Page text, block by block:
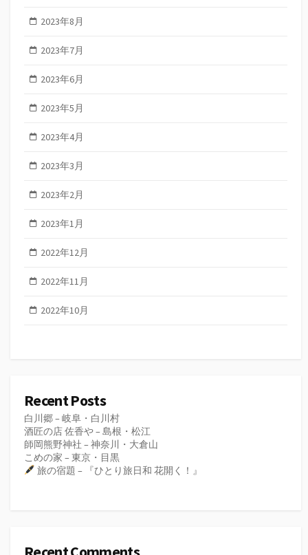
2023年8月
2023年7月
2023年6月
2023年5月
2023年4月
2023年3月
2023年2月
2023年1月
2022年12月
2022年11月
2022年10月
Recent Posts
白川郷 – 岐阜・白川村
酒匠の店 佐香や – 島根・松江
師岡熊野神社 – 神奈川・大倉山
こめの家 – 東京・目黒
旅の宿題 – 『ひとり旅日和 花開く！』